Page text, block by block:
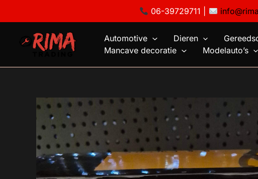
06-39729711 |
inhoud
Automotive Dieren
Mancave decoratie
Modelauto’s